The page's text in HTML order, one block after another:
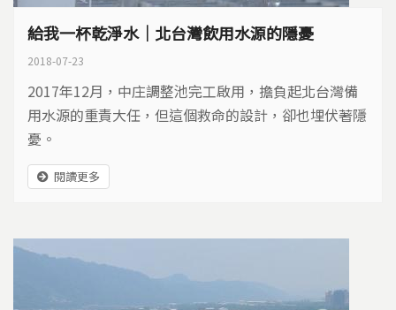
給我一杯乾淨水｜北台灣飲用水源的隱憂
2018-07-23
2017年12月，中庄調整池完工啟用，擔負起北台灣備
用水源的重責大任，但這個救命的設計，卻也埋伏著隱
憂。
閱讀更多